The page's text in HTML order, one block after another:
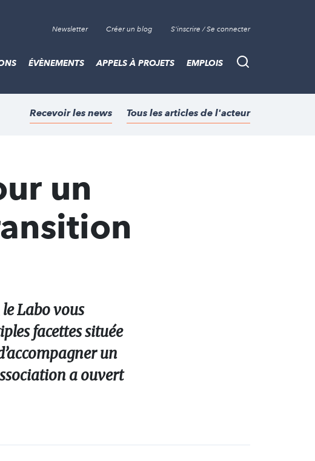
Newsletter Créer un blog S'inscrire / Se connecter
Recherche
ÉVÈNEMENTS APPELS À PROJETS EMPLOIS
Recevoir les news Tous les articles de l'acteur
un
Labo vous
facettes située
un
a ouvert